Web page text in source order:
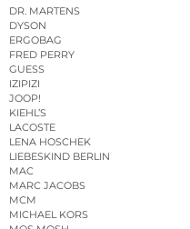
DR. MARTENS
DYSON
ERGOBAG
FRED PERRY
GUESS
IZIPIZI
JOOP!
KIEHL’S
LACOSTE
LENA HOSCHEK
LIEBESKIND BERLIN
MAC
MARC JACOBS
MCM
MICHAEL KORS